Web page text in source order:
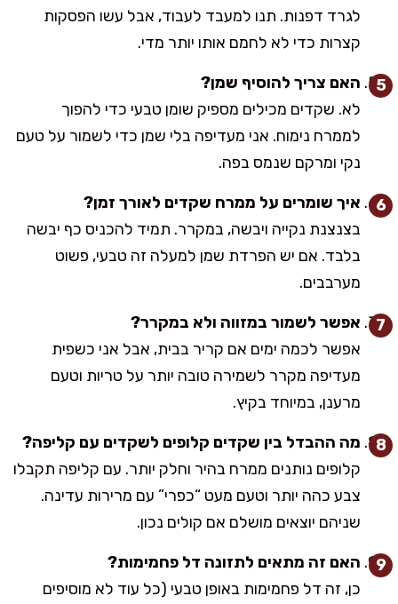
לגרד דפנות. תנו למעבד לעבוד, אבל עשו הפסקות
קצרות כדי לא לחמם אותו יותר מדי.
האם צריך להוסיף שמן?
לא. שקדים מכילים מספיק שומן טבעי כדי להפוך
לממרח נימוח. אני מעדיפה בלי שמן כדי לשמור על טעם
נקי ומרקם שנמס בפה.
איך שומרים על ממרח שקדים לאורך זמן?
בצנצנת נקייה ויבשה, במקרר. תמיד להכניס כף יבשה
בלבד. אם יש הפרדת שמן למעלה זה טבעי, פשוט
מערבבים.
אפשר לשמור במזווה ולא במקרר?
אפשר לכמה ימים אם קריר בבית, אבל אני כשפית
מעדיפה מקרר לשמירה טובה יותר על טריות וטעם
מרענן, במיוחד בקיץ.
מה ההבדל בין שקדים קלופים לשקדים עם קליפה?
קלופים נותנים ממרח בהיר וחלק יותר. עם קליפה תקבלו
צבע כהה יותר וטעם מעט “כפרי” עם מרירות עדינה.
שניהם יוצאים מושלם אם קולים נכון.
האם זה מתאים לתזונה דל פחמימות?
כן, זה דל פחמימות באופן טבעי (כל עוד לא מוסיפים